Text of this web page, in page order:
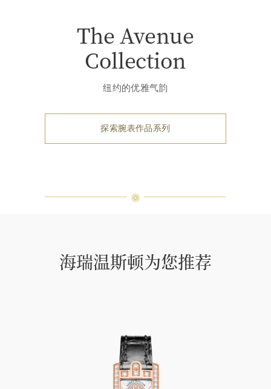
The Avenue
Collection
纽约的优雅气韵
探索腕表作品系列
海瑞温斯顿为您推荐